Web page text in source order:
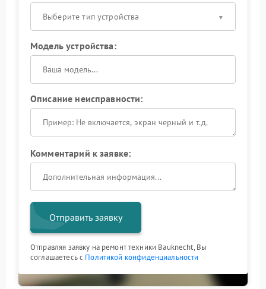
Выберите тип устройства
Модель устройства:
Описание неисправности:
Комментарий к заявке:
Отправить заявку
Отправляя заявку на ремонт техники Bauknecht, Вы
соглашаетесь с Политикой конфиденциальности